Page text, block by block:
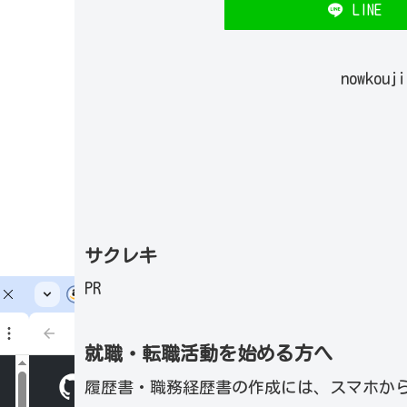
LINE
サクレキ
PR
就職・転職活動を始める方へ
履歴書・職務経歴書の作成には、スマホか